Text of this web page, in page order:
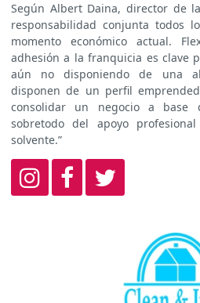
Según Albert Daina, director de
responsabilidad conjunta todos
momento económico actual.
adhesión a la franquicia es clave
aún no disponiendo de una
disponen de un perfil
consolidar un negocio a base
sobretodo del apoyo
solvente.”